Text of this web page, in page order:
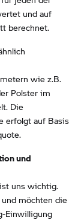
und auf
berechnet.
wie z.B.
Polster im
Die
erfolgt auf Basis
und
uns wichtig.
möchten die
Einwilligung